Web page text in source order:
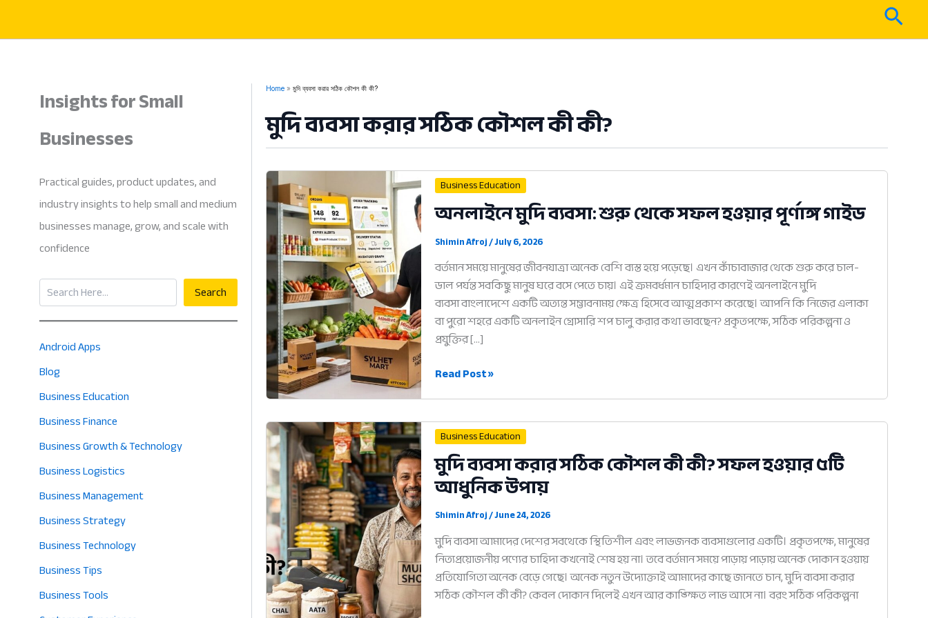
content
Insights for Small
Businesses
Practical guides, product updates, and
industry insights to help small and medium
businesses manage, grow, and scale with
confidence
Search Search
Android Apps
Blog
Business Education
Business Finance
Business Growth & Technology
Business Logistics
Business Management
Business Strategy
Business Technology
Business Tips
Business Tools
Home মুদি ব্যবসা করার সঠিক কৌশল কী কী?
মুদি ব্যবসা করার সঠিক কৌশল কী কী?
Business Education
অনলাইনে মুদি ব্যবসা: শুরু থেকে সফল হওয়ার পূর্ণাঙ্গ গাইড
Shimin Afroj/July 6, 2026
বর্তমান সময়ে মানুষের জীবনযাত্রা অনেক বেশি ব্যস্ত হয়ে পড়েছে। এখন কাঁচাবাজার থেকে শুরু করে চাল-
ডাল পর্যন্ত সবকিছু মানুষ ঘরে বসে পেতে চায়। এই ক্রমবর্ধমান চাহিদার কারণেই অনলাইনে মুদি
ব্যবসা বাংলাদেশে একটি অত্যন্ত সম্ভাবনাময় ক্ষেত্র হিসেবে আত্মপ্রকাশ করেছে। আপনি কি নিজের এলাকা
বা পুরো শহরে একটি অনলাইন গ্রোসারি শপ চালু করার কথা ভাবছেন? প্রকৃতপক্ষে, সঠিক পরিকল্পনা ও
প্রযুক্তির […]
অনলাইনে
শুরু
থেকে
সফল
হওয়ার
পূর্ণাঙ্গ
গাইড
Read Post »
Business Education
মুদি ব্যবসা করার সঠিক কৌশল কী কী? সফল হওয়ার ৫টি
আধুনিক উপায়
Shimin Afroj/June 24, 2026
মুদি ব্যবসা আমাদের দেশের সবথেকে স্থিতিশীল এবং লাভজনক ব্যবসাগুলোর একটি। প্রকৃতপক্ষে, মানুষের
নিত্যপ্রয়োজনীয় পণ্যের চাহিদা কখনোই শেষ হয় না। তবে বর্তমান সময়ে পাড়ায় পাড়ায় অনেক দোকান হওয়ায়
প্রতিযোগিতা অনেক বেড়ে গেছে। অনেক নতুন উদ্যোক্তাই আমাদের কাছে জানতে চান, মুদি ব্যবসা করার
সঠিক কৌশল কী কী? কেবল দোকান দিলেই এখন আর কাঙ্ক্ষিত লাভ আসে না। বরং সঠিক পরিকল্পনা